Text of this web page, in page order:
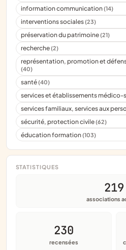
information communication(14)
interventions sociales(23)
préservation du patrimoine(21)
recherche(2)
représentation, promotion et
(40)
santé(40)
services et établissements médico-
services familiaux, services aux
sécurité, protection civile(62)
éducation formation(103)
STATISTIQUES
219
associations
230
recensées